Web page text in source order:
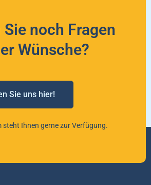
Sie noch Fragen
Wünsche?
Sie uns hier!
steht Ihnen gerne zur Verfügung.